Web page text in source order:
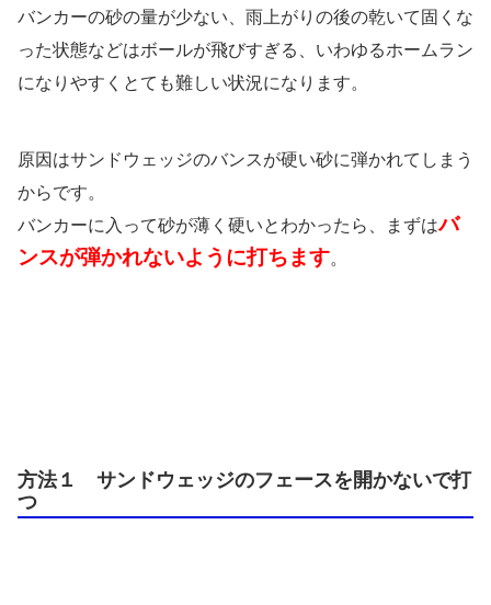
バンカーの砂の量が少ない、雨上がりの後の乾いて固くな
った状態などはボールが飛びすぎる、いわゆるホームラン
になりやすくとても難しい状況になります。
原因はサンドウェッジのバンスが硬い砂に弾かれてしまう
からです。
バンカーに入って砂が薄く硬いとわかったら、まずはバ
ンスが弾かれないように打ちます。
方法１ サンドウェッジのフェースを開かないで打
つ